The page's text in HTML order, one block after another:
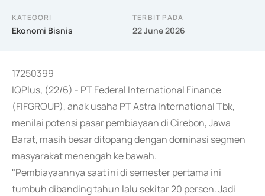
KATEGORI
Ekonomi Bisnis
TERBIT PADA
22 June 2026
17250399
IQPlus, (22/6) - PT Federal International Finance
(FIFGROUP), anak usaha PT Astra International Tbk,
menilai potensi pasar pembiayaan di Cirebon, Jawa
Barat, masih besar ditopang dengan dominasi segmen
masyarakat menengah ke bawah.
"Pembiayaannya saat ini di semester pertama ini
tumbuh dibanding tahun lalu sekitar 20 persen. Jadi